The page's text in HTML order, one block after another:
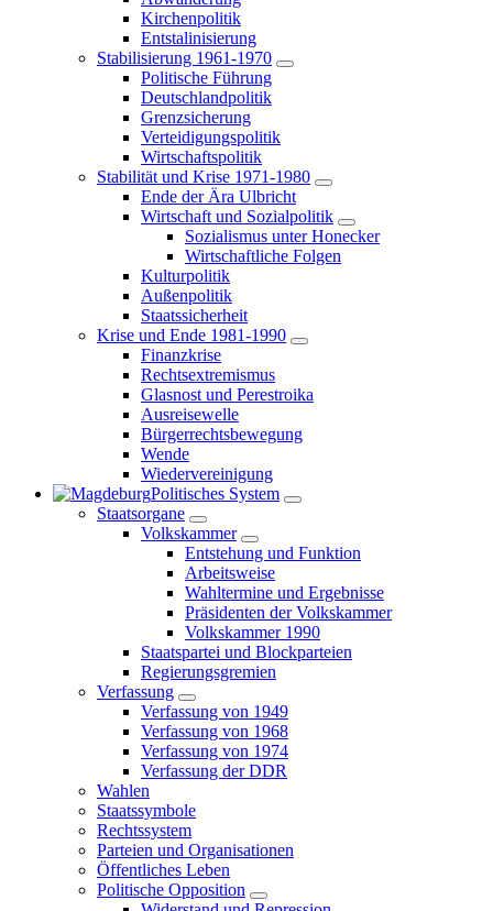
Kirchenpolitik
Entstalinisierung
Stabilisierung 1961-1970
Politische Führung
Deutschlandpolitik
Grenzsicherung
Verteidigungspolitik
Wirtschaftspolitik
Stabilität und Krise 1971-1980
Ende der Ära Ulbricht
Wirtschaft und Sozialpolitik
Sozialismus unter Honecker
Wirtschaftliche Folgen
Kulturpolitik
Außenpolitik
Staatssicherheit
Krise und Ende 1981-1990
Finanzkrise
Rechtsextremismus
Glasnost und Perestroika
Ausreisewelle
Bürgerrechtsbewegung
Wende
Wiedervereinigung
Politisches System
Staatsorgane
Volkskammer
Entstehung und Funktion
Arbeitsweise
Wahltermine und Ergebnisse
Präsidenten der Volkskammer
Volkskammer 1990
Staatspartei und Blockparteien
Regierungsgremien
Verfassung
Verfassung von 1949
Verfassung von 1968
Verfassung von 1974
Verfassung der DDR
Wahlen
Staatssymbole
Rechtssystem
Parteien und Organisationen
Öffentliches Leben
Politische Opposition